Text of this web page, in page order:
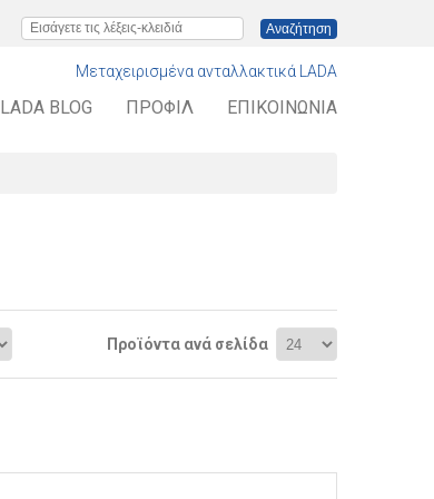
Εισάγετε τις λέξεις-κλειδιά
Μεταχειρισμένα ανταλλακτικά LADA
LADA BLOG ΠΡΟΦΊΛ ΕΠΙΚΟΙΝΩΝΊΑ
Προϊόντα ανά σελίδα